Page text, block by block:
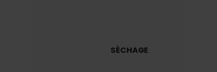
SÉCHAGE